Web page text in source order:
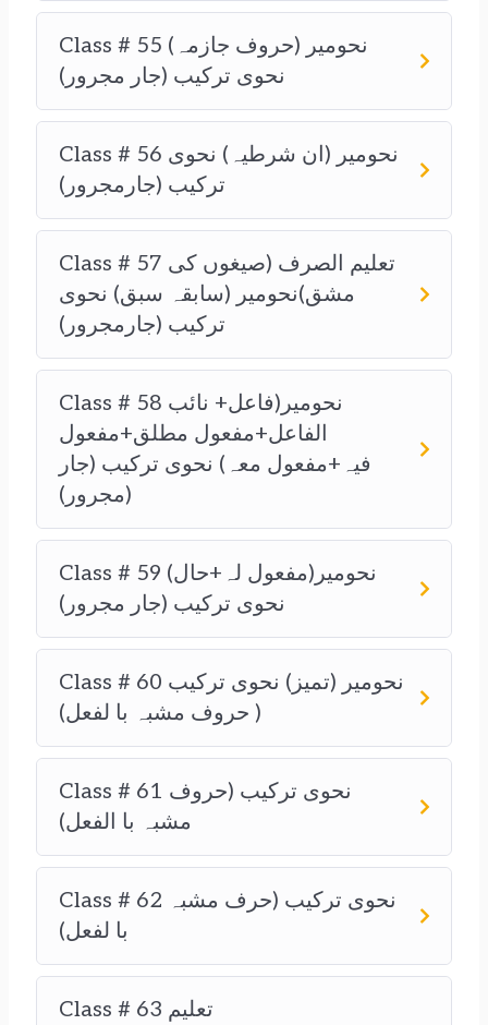
Class # 55 نحومیر (حروف جازمہ)
نحوی ترکیب (جار مجرور)
Class # 56 نحومیر (ان شرطیہ) نحوی
ترکیب (جارمجرور)
Class # 57 تعلیم الصرف (صیغوں کی
مشق)نحومیر (سابقہ سبق) نحوی
ترکیب (جارمجرور)
Class # 58 نحومیر(فاعل+ نائب
الفاعل+مفعول مطلق+مفعول
فیہ+مفعول معہ) نحوی ترکیب (جار
مجرور))
Class # 59 نحومیر(مفعول لہ+حال)
نحوی ترکیب (جار مجرور)
Class # 60 نحومیر (تمیز) نحوی ترکیب
( حروف مشبہ با لفعل)
Class # 61 نحوی ترکیب (حروف
مشبہ با الفعل)
Class # 62 نحوی ترکیب (حرف مشبہ
با لفعل)
Class # 63 تعلیم